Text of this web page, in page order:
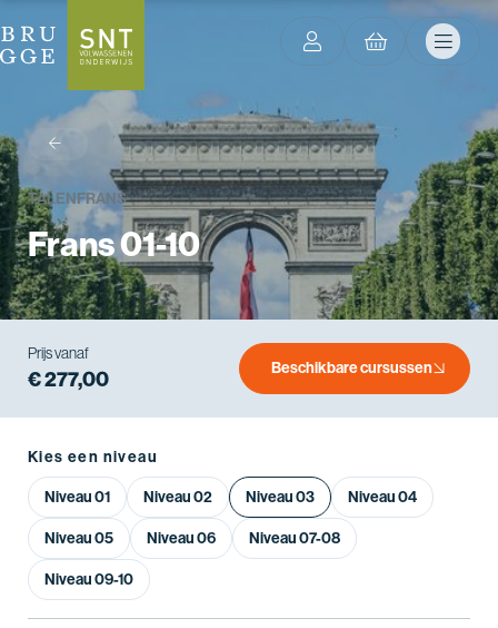
Prijs vanaf
€ 277,00 Beschikbare cursussen
TALENFRANS
Frans 01-10
Kies een niveau
Niveau 01 Niveau 02 Niveau 03 Niveau 04
Niveau 05 Niveau 06 Niveau 07-08
Niveau 09-10